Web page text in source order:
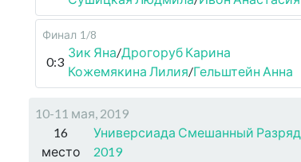
Финал 1/8
0:3
Зик Яна/Дрогоруб Карина
Кожемякина Лилия/Гельштейн Анна
10-11 мая, 2019
16
место
Универсиада Смешанный Разряд
2019